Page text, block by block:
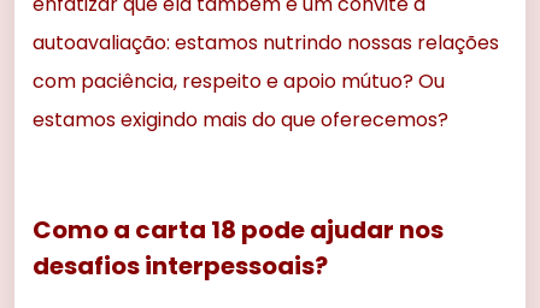
autoavaliação: estamos nutrindo nossas relações
com paciência, respeito e apoio mútuo? Ou
estamos exigindo mais do que oferecemos?
Como a carta 18 pode ajudar nos
desafios interpessoais?